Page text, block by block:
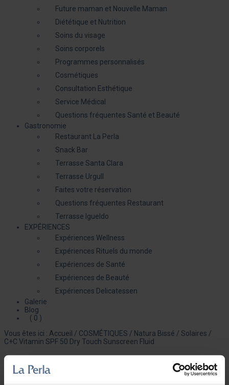
Future maman et Nouvelle Maman
Diététique et Nutrition
Soins du visage
Soins corporels
Programmes personnalisés
Cosmétiques
Consultation Esthétique
Service Médical
Questions fréquentes Santé et Beauté
Gastronomie
Restaurant La Perla
Snack Bar
Terrasse Santa Clara
Terrasse Urgull
Faites votre réservation
Questions fréquentes Restaurant
Terrasse Igueldo
EXPÉRIENCES
Expériences Wellness
Expériences Rituels du monde
Expériences de Santé
Expériences de Beauté
Expériences Delicatessen
Galerie
Blog
( 0 )
Vous êtes ici : Accueil / COSMÉTIQUES / Natura Bissé / Solaires /
C+C Vitamin SPF 50 Dry Touch Sunscreen Fluid
C+C Vitamin SPF 50 Dry